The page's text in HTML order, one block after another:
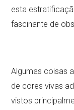
esta
fascinante de
Algumas coisas
de cores vivas
vistos